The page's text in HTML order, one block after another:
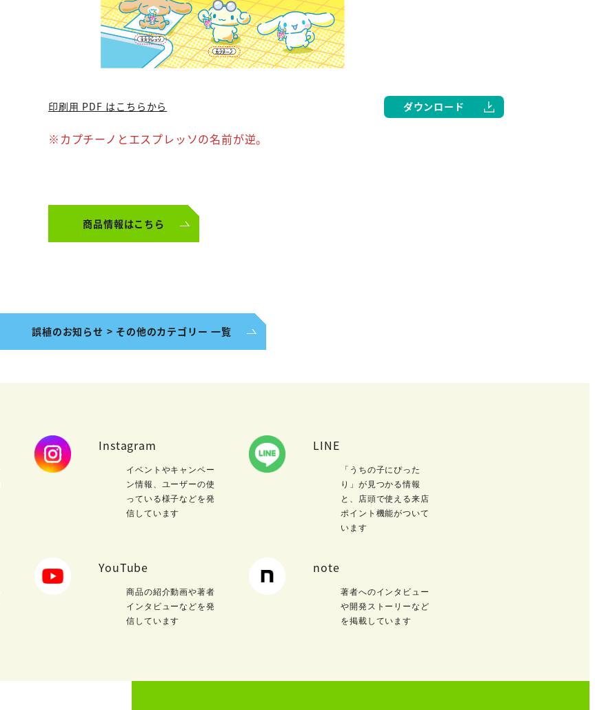
印刷用 PDF はこちらから ダウンロード
※カプチーノとエスプレッソの名前が逆。
商品情報はこちら
誤植のお知らせ > その他のカテゴリー 一覧
Instagram
イベントやキャンペー
ン情報、ユーザーの使
っている様子などを発
信しています
LINE
「うちの子にぴった
り」が見つかる情報
と、店頭で使える来店
ポイント機能がついて
います
YouTube
商品の紹介動画や著者
インタビューなどを発
信しています
note
著者へのインタビュー
や開発ストーリーなど
を掲載しています